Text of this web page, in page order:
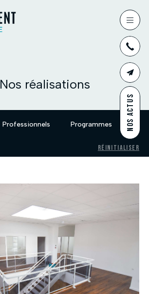
NOS ACTUS
Nos réalisations
Professionnels Programmes
Réinitialiser